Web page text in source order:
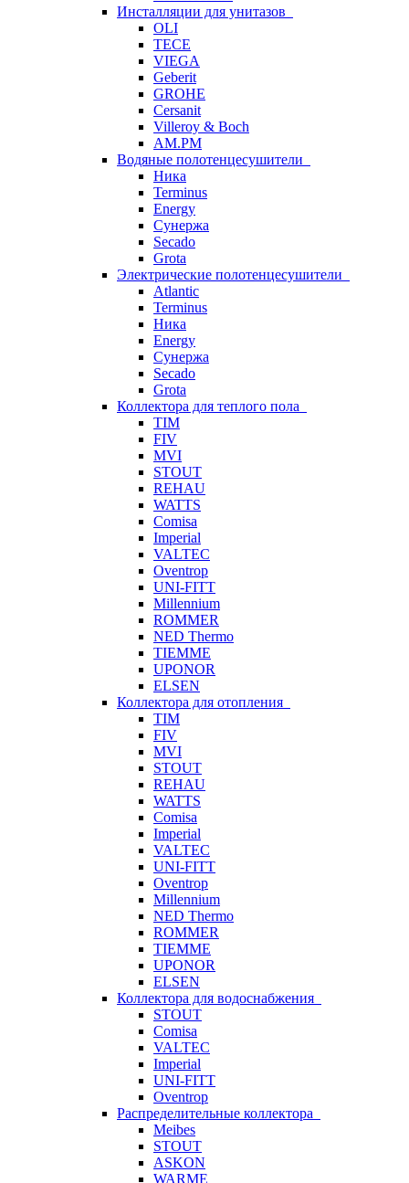
Инсталляции для унитазов
OLI
TECE
VIEGA
Geberit
GROHE
Cersanit
Villeroy & Boch
AM.PM
Водяные полотенцесушители
Ника
Terminus
Energy
Сунержа
Secado
Grota
Электрические полотенцесушители
Atlantic
Terminus
Ника
Energy
Сунержа
Secado
Grota
Коллектора для теплого пола
TIM
FIV
MVI
STOUT
REHAU
WATTS
Comisa
Imperial
VALTEC
Oventrop
UNI-FITT
Millennium
ROMMER
NED Thermo
TIEMME
UPONOR
ELSEN
Коллектора для отопления
TIM
FIV
MVI
STOUT
REHAU
WATTS
Comisa
Imperial
VALTEC
UNI-FITT
Oventrop
Millennium
NED Thermo
ROMMER
TIEMME
UPONOR
ELSEN
Коллектора для водоснабжения
STOUT
Comisa
VALTEC
Imperial
UNI-FITT
Oventrop
Распределительные коллектора
Meibes
STOUT
ASKON
WARME